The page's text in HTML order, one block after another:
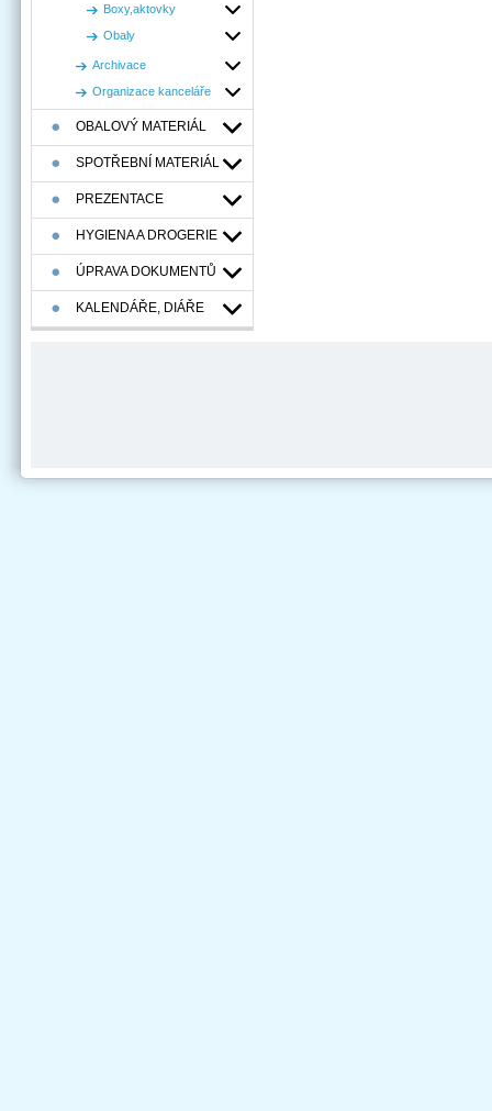
Boxy,aktovky
Obaly
Archivace
Organizace kanceláře
OBALOVÝ MATERIÁL
SPOTŘEBNÍ MATERIÁL
PREZENTACE
HYGIENA A DROGERIE
ÚPRAVA DOKUMENTŮ
KALENDÁŘE, DIÁŘE